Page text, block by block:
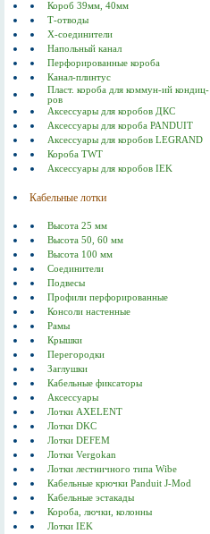
Короб 39мм, 40мм
Т-отводы
Х-соединители
Напольный канал
Перфорированные короба
Канал-плинтус
Пласт. короба для коммун-ий кондиц-
ров
Аксессуары для коробов ДКС
Аксессуары для короба PANDUIT
Аксессуары для коробов LEGRAND
Короба TWT
Аксессуары для коробов IEK
Кабельные лотки
Высота 25 мм
Высота 50, 60 мм
Высота 100 мм
Соединители
Подвесы
Профили перфорированные
Консоли настенные
Рамы
Крышки
Перегородки
Заглушки
Кабельные фиксаторы
Аксессуары
Лотки AXELENT
Лотки DKC
Лотки DEFEM
Лотки Vergokan
Лотки лестничного типа Wibe
Кабельные крючки Panduit J-Mod
Кабельные эстакады
Короба, лючки, колонны
Лотки IEK